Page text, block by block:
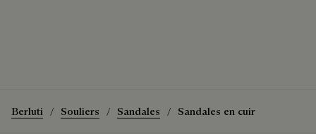
Berluti Souliers Sandales Sandales en cuir